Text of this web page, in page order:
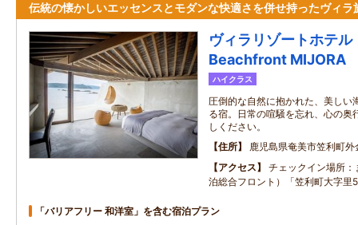
伝統の懐かしいエッセンスとモダンな快適さを併せ持ったヴィラ
ヴィラリゾートホテ
Beachfront MIJORA
ハイクラス
圧倒的な自然に抱かれた、美しい
る宿。日常の喧騒を忘れ、心の奥
しください。
住所
鹿児島県奄美市笠利町
アクセス
チェックイン場所
泊総合フロント）「笠利町大字里
「バリアフリー 和洋室」を含む宿泊プラン